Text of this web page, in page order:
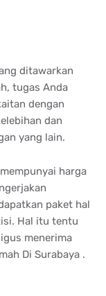
ditawarkan
tugas Anda
dengan
dan
yang lain.
harga
paket hal
Hal itu tentu
menerima
Di Surabaya .